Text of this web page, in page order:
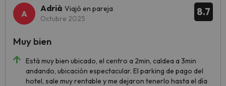
8.7
Adrià Viajó en pareja
Octubre 2025
Está muy bien ubicado, el centro a 2min, caldea a 3min
andando, ubicación espectacular. El parking de pago del
hotel, sale muy rentable y me dejaron tenerlo hasta el día
Muy bien